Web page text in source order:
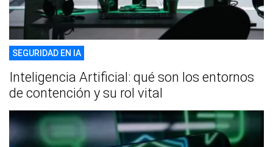
SEGURIDAD EN IA
Inteligencia Artificial: qué son los entornos
de contención y su rol vital